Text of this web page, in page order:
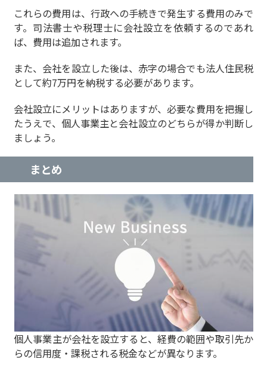
これらの費用は、行政への手続きで発生する費用のみで
す。司法書士や税理士に会社設立を依頼するのであれ
ば、費用は追加されます。
また、会社を設立した後は、赤字の場合でも法人住民税
として約7万円を納税する必要があります。
会社設立にメリットはありますが、必要な費用を把握し
たうえで、個人事業主と会社設立のどちらが得か判断し
ましょう。
まとめ
個人事業主が会社を設立すると、経費の範囲や取引先か
らの信用度・課税される税金などが異なります。